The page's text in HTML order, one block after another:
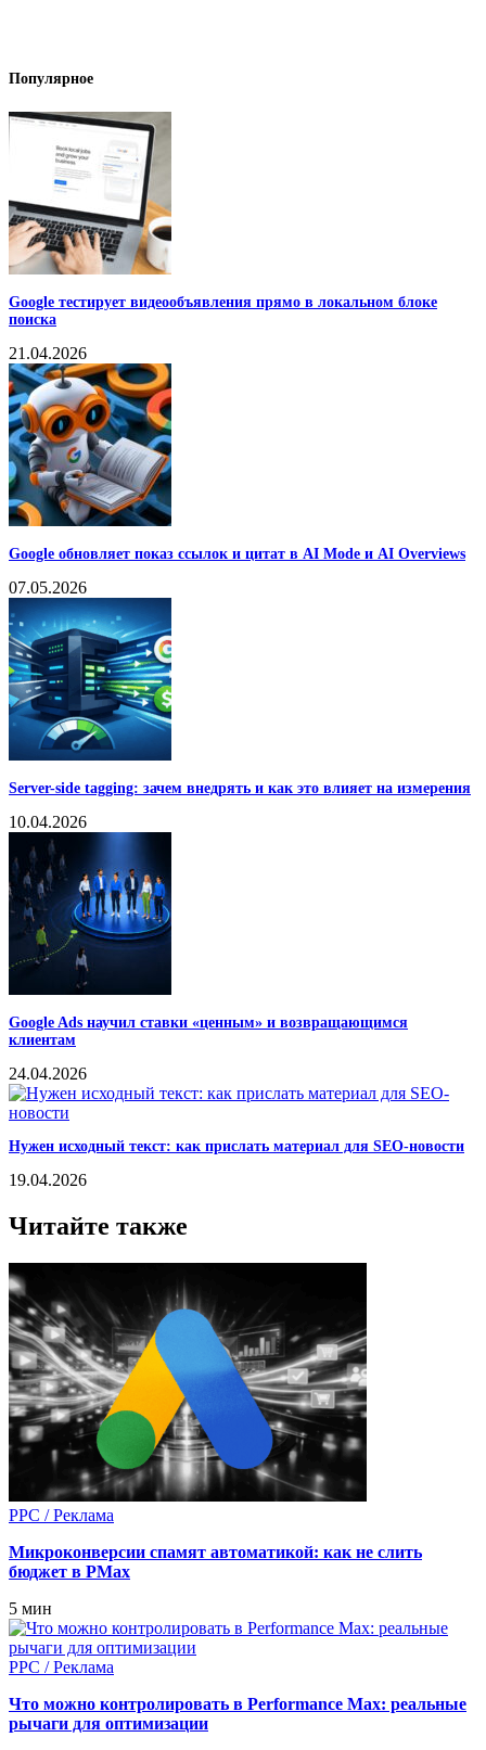
Популярное
Google тестирует видеообъявления прямо в локальном блоке
поиска
21.04.2026
Google обновляет показ ссылок и цитат в AI Mode и AI Overviews
07.05.2026
Server-side tagging: зачем внедрять и как это влияет на измерения
10.04.2026
Google Ads научил ставки «ценным» и возвращающимся
клиентам
24.04.2026
Нужен исходный текст: как прислать материал для SEO-новости
19.04.2026
Читайте также
PPC / Реклама
Микроконверсии спамят автоматикой: как не слить
бюджет в PMax
5 мин
PPC / Реклама
Что можно контролировать в Performance Max: реальные
рычаги для оптимизации